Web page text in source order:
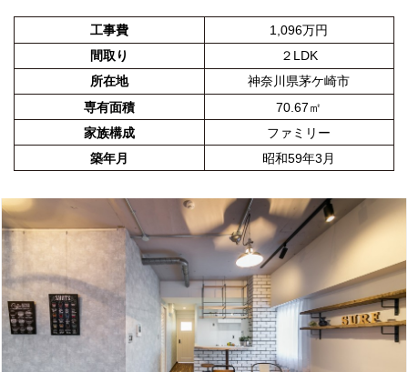
工事費
1,096万円
間取り
２LDK
所在地
神奈川県茅ケ崎市
専有面積
70.67㎡
家族構成
ファミリー
築年月
昭和59年3月